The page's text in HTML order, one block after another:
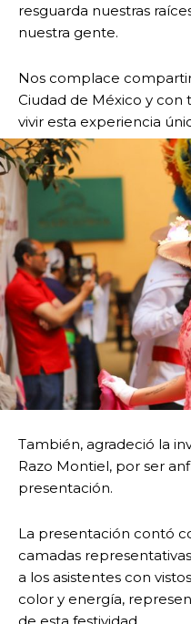
resguarda nuestras
nuestra gente.
Nos complace
Ciudad de México y con
vivir esta experiencia
También, agradeció la
Razo Montiel, por ser
presentación.
La presentación contó
camadas
a los asistentes con
color y energía,